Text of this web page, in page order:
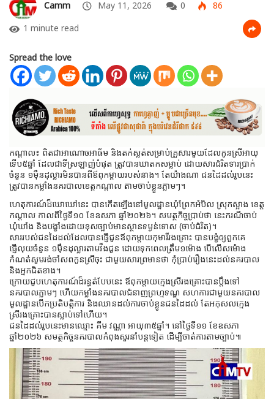
Camm May 11, 2026 0
86
1 minute read
Spread the love
កណ្តាល៖ ពិតជាអាណោចអាធ័ម និងតក់ស្លត់សម្រាប់គ្រួសារមួយដែលកូនស្រីអាយុ
ទើប៥ឆ្នាំ ដែលជាទីស្រឡាញ់បំផុត ត្រូវបានឃាតកសម្លាប់ ដោយសារជំរិតទារប្រាក់
ចំនួន ១ម៉ឺនដុល្លារមិនបានពីឪពុកម្តាយរបស់នាង។ តែយ៉ាងណា ជនដៃដល់រូបនេះ
ត្រូវបានកម្លាំងនគរបាលខេត្តកណ្តាល តាមចាប់ខ្លួនភ្លាមៗ។
ហេតុការណ៍ដ៏ឃោឃៅនេះ បានកើតឡើងនៅមូលដ្ឋានឃុំព្រែកអំបិល ស្រុកស្អាង ខេត្ត
កណ្តាល កាលពីថ្ងៃទី១០ ខែឧសភា ឆ្នាំ២០២៦។ សមត្ថកិច្ចប្រាប់ថា នេះករណីចាប់
ឃុំឃាំង និងបង្ខាំងដោយខុសច្បាប់មានស្ថានទម្ងន់ទោស (ចាប់ជំរិត)។
សាររបស់ជនដៃដល់ដែលបានផ្ញើជូនឪពុកម្តាយកុមារីរងគ្រោះ បានបង្ខំឲ្យពួកគេ
ផ្ញើលុយចំនួន ១ម៉ឺនដុល្លារតាមវីងជូន ដោយទុកពេលត្រឹម១ម៉ោង បើលើសម៉ោង
កំណត់សូមរង់ចាំសពកូនស្រីចុះ ជាមួយសារព្រមានថា កុំប្រាប់រឿងនេះដល់នគរបាល
និងអ្នកជិតខាង។
ក្រោយជួបហេតុការណ៍ដ៏រន្ធត់បែបនេះ ឪពុកម្តាយក្មេងស្រីរងគ្រោះបានប្តឹងទៅ
នគរបាលភ្លាមៗ ហើយកម្លាំងនគរបាលជំនាញព្រហ្មទណ្ឌ សហការជាមួយនគរបាល
មូលដ្ឋានបើកប្រតិបត្តិការ និងឈានដល់ការចាប់ខ្លូនជនដៃដល់ តែអកុសលក្មេង
ស្រីរងគ្រោះបានស្លាប់ទៅហើយ។
ជនដៃដល់រូបនេះមានឈ្មោះ គីម វណ្ណា អាយុ៣៥ឆ្នាំ។ នៅថ្ងៃទី១១ ខែឧសភា
ឆ្នាំ២០២៦ សមត្ថកិច្ចនគរបាលកំពុងសួរនាំបន្តទៀត ដើម្បីចាត់ការតាមច្បាប់៕